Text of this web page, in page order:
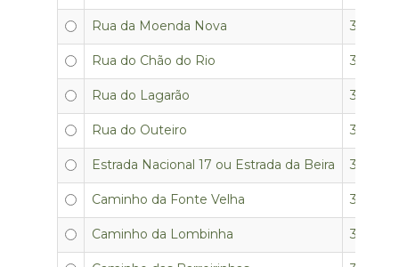
Rua da Moenda Nova 3350-
Rua do Chão do Rio 3350-
Rua do Lagarão 3350-
Rua do Outeiro 3350-
Estrada Nacional 17 ou Estrada da Beira 3350-
Caminho da Fonte Velha 3350-
Caminho da Lombinha 3350-